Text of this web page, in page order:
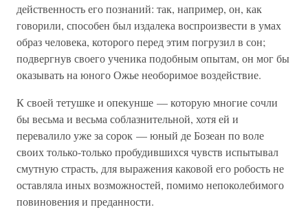
действенность его познаний: так, например, он, как
говорили, способен был издалека воспроизвести в умах
образ человека, которого перед этим погрузил в сон;
подвергнув своего ученика подобным опытам, он мог бы
оказывать на юного Ожье необоримое воздействие.
К своей тетушке и опекунше — которую многие сочли
бы весьма и весьма соблазнительной, хотя ей и
перевалило уже за сорок — юный де Бозеан по воле
своих только-только пробудившихся чувств испытывал
смутную страсть, для выражения каковой его робость не
оставляла иных возможностей, помимо непоколебимого
повиновения и преданности.